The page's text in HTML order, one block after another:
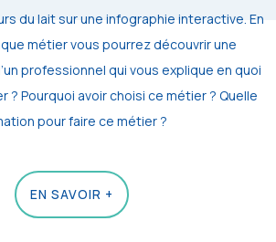
du lait sur une infographie interactive. En
métier vous pourrez découvrir une
professionnel qui vous explique en quoi
? Pourquoi avoir choisi ce métier ? Quelle
pour faire ce métier ?
EN SAVOIR +